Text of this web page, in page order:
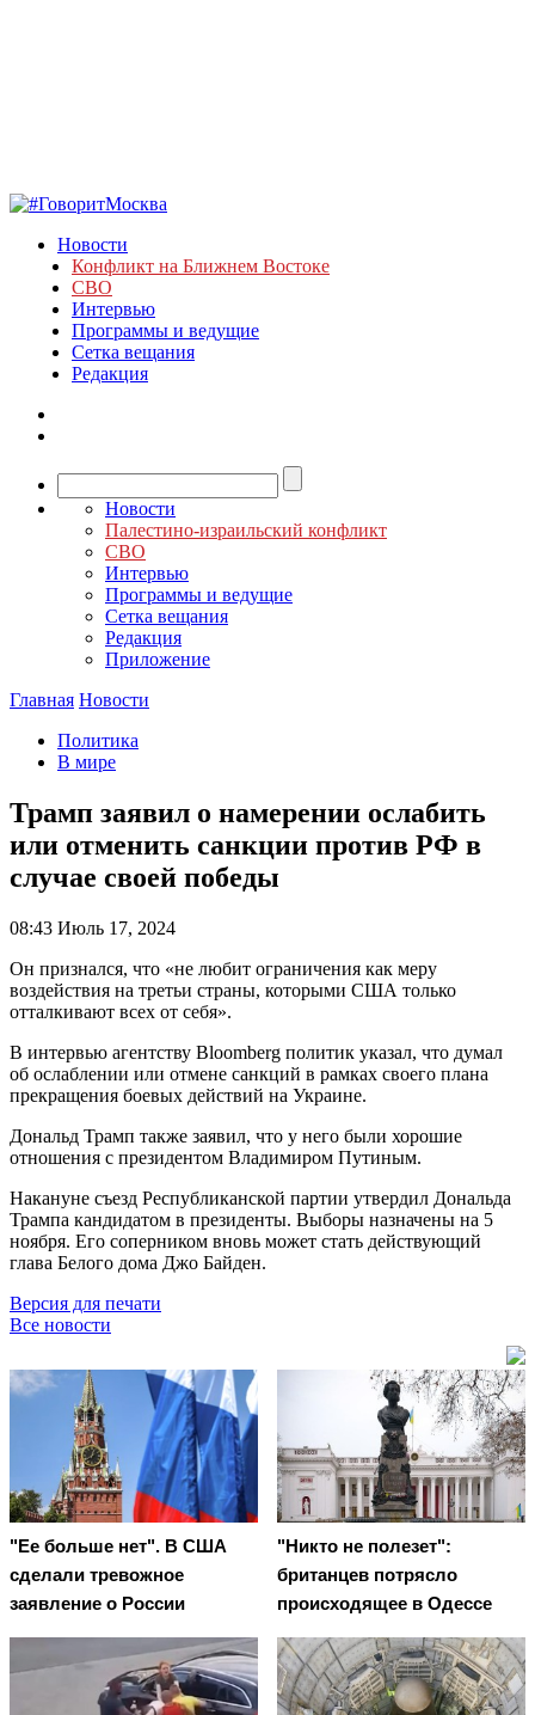
Новости
Конфликт на Ближнем Востоке
СВО
Интервью
Программы и ведущие
Сетка вещания
Редакция
Новости
Палестино-израильский конфликт
СВО
Интервью
Программы и ведущие
Сетка вещания
Редакция
Приложение
Главная Новости
Политика
В мире
Трамп заявил о намерении ослабить
или отменить санкции против РФ в
случае своей победы
08:43 Июль 17, 2024
Он признался, что «не любит ограничения как меру
воздействия на третьи страны, которыми США только
отталкивают всех от себя».
В интервью агентству Bloomberg политик указал, что думал
об ослаблении или отмене санкций в рамках своего плана
прекращения боевых действий на Украине.
Дональд Трамп также заявил, что у него были хорошие
отношения с президентом Владимиром Путиным.
Накануне съезд Республиканской партии утвердил Дональда
Трампа кандидатом в президенты. Выборы назначены на 5
ноября. Его соперником вновь может стать действующий
глава Белого дома Джо Байден.
Версия для печати
Все новости
"Ее больше нет". В США
сделали тревожное
заявление о России
"Никто не полезет":
британцев потрясло
происходящее в Одессе